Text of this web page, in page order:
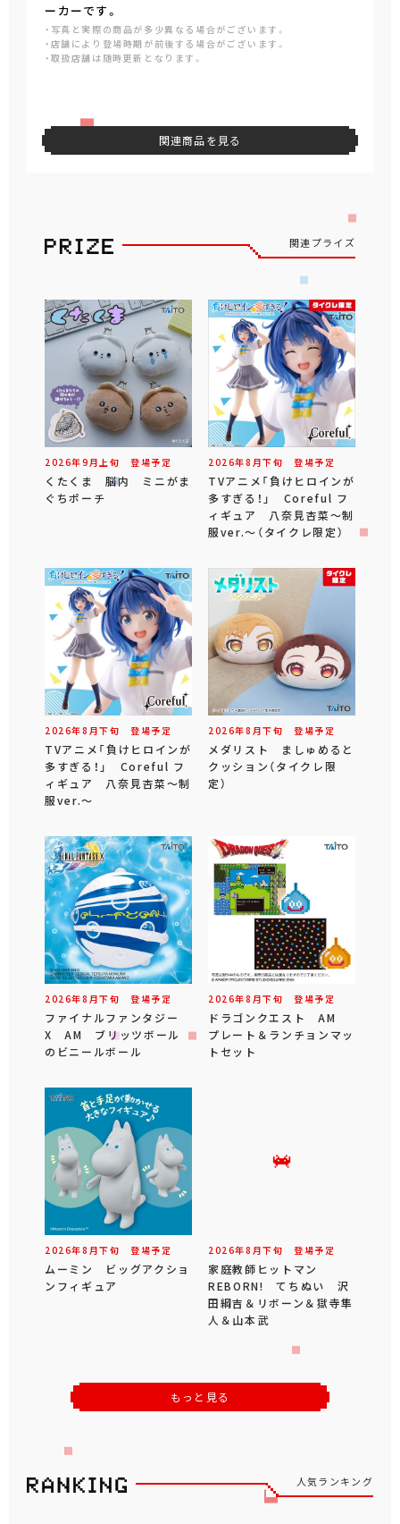
ーカーです。
・写真と実際の商品が多少異なる場合がございます。
・店舗により登場時期が前後する場合がございます。
・取扱店舗は随時更新となります。
関連商品を見る
関連プライズ
2026年9 月 上旬 登場予定
くたくま 脳内 ミニがま
ぐちポーチ
2026年8 月下旬 登場予定
TVアニメ「負けヒロインが
多すぎる！」 Coreful フ
ィギュア 八奈見杏菜～制
服ver.～（タイクレ限定）
2026年8 月下旬 登場予定
TVアニメ「負けヒロインが
多すぎる！」 Coreful フ
ィギュア 八奈見杏菜～制
服ver.～
2026年8 月下旬 登場予定
メダリスト ましゅめると
クッション（タイクレ限
定）
2026年8 月下旬 登場予定
ファイナルファンタジー
X AM ブリッツボール
のビニールボール
2026年8 月下旬 登場予定
ドラゴンクエスト AM
プレート＆ランチョンマッ
トセット
2026年8 月下旬 登場予定
ムーミン ビッグアクショ
ンフィギュア
2026年8 月下旬 登場予定
家庭教師ヒットマン
REBORN! てちぬい 沢
田綱吉＆リボーン＆獄寺隼
人＆山本武
もっと見る
人気ランキング